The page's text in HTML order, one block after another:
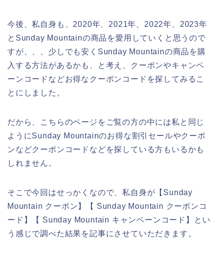
今後、私自身も、2020年、2021年、2022年、2023年
とSunday Mountainの商品を愛用していくと思うので
すが、、、少しでも安くSunday Mountainの商品を購
入する方法があるかも、と考え、クーポンやキャンペ
ーンコードなどお得なクーポンコードを探してみるこ
とにしました。
だから、こちらのページをご覧の方の中には私と同じ
ようにSunday Mountainのお得な割引セールやクーポ
ンなどクーポンコードなどを探している方もいるかも
しれません。
そこで今回はせっかくなので、私自身が【Sunday
Mountain クーポン】【 Sunday Mountain クーポンコ
ード】【 Sunday Mountain キャンペーンコード】とい
う感じで調べた結果を記事にさせていただきます。